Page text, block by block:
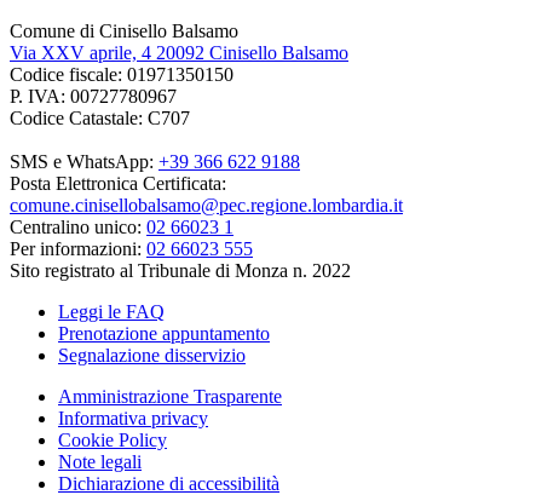
Comune di Cinisello Balsamo
Via XXV aprile, 4 20092 Cinisello Balsamo
Codice fiscale: 01971350150
P. IVA: 00727780967
Codice Catastale: C707
SMS e WhatsApp: +39 366 622 9188
Posta Elettronica Certificata:
comune.cinisellobalsamo@pec.regione.lombardia.it
Centralino unico: 02 66023 1
Per informazioni: 02 66023 555
Sito registrato al Tribunale di Monza n. 2022
Leggi le FAQ
Prenotazione appuntamento
Segnalazione disservizio
Amministrazione Trasparente
Informativa privacy
Cookie Policy
Note legali
Dichiarazione di accessibilità